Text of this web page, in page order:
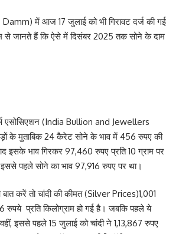
में आज 17 जुलाई को भी गिरावट दर्ज की गई
जानते हैं कि ऐसे में दिसंबर 2025 तक सोने के दाम
एसोसिएशन (India Bullion and Jewellers
के मुताबिक 24 कैरेट सोने के भाव में 456 रुपए की
इसके भाव गिरकर 97,460 रुपए प्रति 10 ग्राम पर
पहले सोने का भाव 97,916 रुपए पर था।
बात करें तो चांदी की कीमत (Silver Prices)1,001
रुपये प्रति किलोग्राम हो गई है। जबकि पहले ये
इससे पहले 15 जुलाई को चांदी ने 1,13,867 रुपए